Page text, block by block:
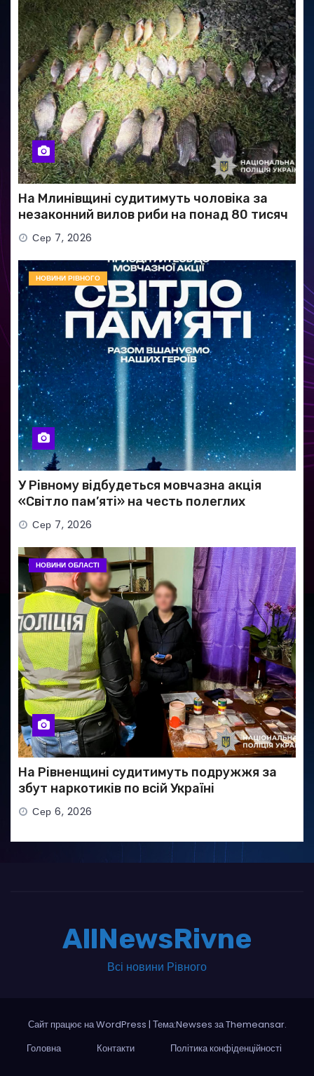
На Млинівщині судитимуть чоловіка за
незаконний вилов риби на понад 80 тисяч
гривень
Сер 7, 2026
НОВИНИ РІВНОГО
У Рівному відбудеться мовчазна акція
«Світло пам’яті» на честь полеглих
Захисників
Сер 7, 2026
НОВИНИ ОБЛАСТІ
На Рівненщині судитимуть подружжя за
збут наркотиків по всій Україні
Сер 6, 2026
AllNewsRivne
Всі новини Рівного
Сайт працює на WordPress | Тема:Newses заThemeansar.
Головна
Контакти Політика конфіденційності